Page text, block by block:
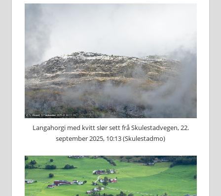
Langahorgi med kvitt slør sett frå Skulestadvegen, 22.
september 2025, 10:13 (Skulestadmo)